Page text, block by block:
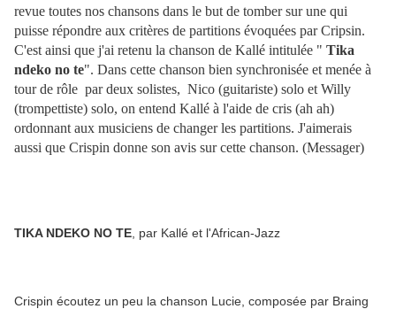
revue toutes nos chansons dans le but de tomber sur une qui
puisse répondre aux critères de partitions évoquées par Cripsin.
C'est ainsi que j'ai retenu la chanson de Kallé intitulée " Tika
ndeko no te". Dans cette chanson bien synchronisée et menée à
tour de rôle par deux solistes, Nico (guitariste) solo et Willy
(trompettiste) solo, on entend Kallé à l'aide de cris (ah ah)
ordonnant aux musiciens de changer les partitions. J'aimerais
aussi que Crispin donne son avis sur cette chanson. (Messager)
TIKA NDEKO NO TE , par Kallé et l'African-Jazz
Crispin écoutez un peu la chanson Lucie, composée par Braing